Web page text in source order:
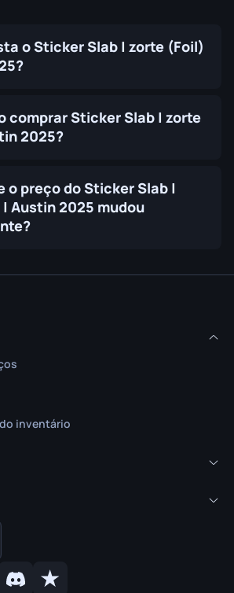
o Sticker Slab | zorte (Foil)
comprar Sticker Slab | zorte
2025?
o preço do Sticker Slab |
Austin 2025 mudou
inventário